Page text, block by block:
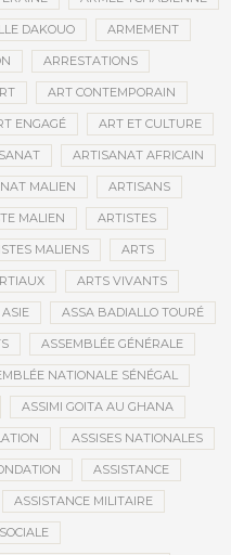
DAKOUO ARMEMENT
ARRESTATIONS
ART CONTEMPORAIN
ENGAGÉ ART ET CULTURE
ARTISANAT AFRICAIN
MALIEN ARTISANS
MALIEN ARTISTES
MALIENS ARTS
ARTS VIVANTS
ASIE ASSA BADIALLO TOURÉ
ASSEMBLÉE GÉNÉRALE
NATIONALE SÉNÉGAL
ASSIMI GOITA AU GHANA
ASSISES NATIONALES
ASSISTANCE
ASSISTANCE MILITAIRE